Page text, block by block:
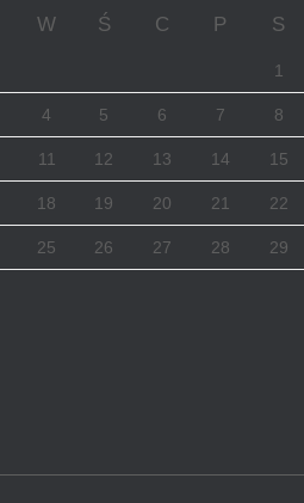
W Ś C P S
1
4 5 6 7 8
11 12 13 14 15
18 19 20 21 22
25 26 27 28 29